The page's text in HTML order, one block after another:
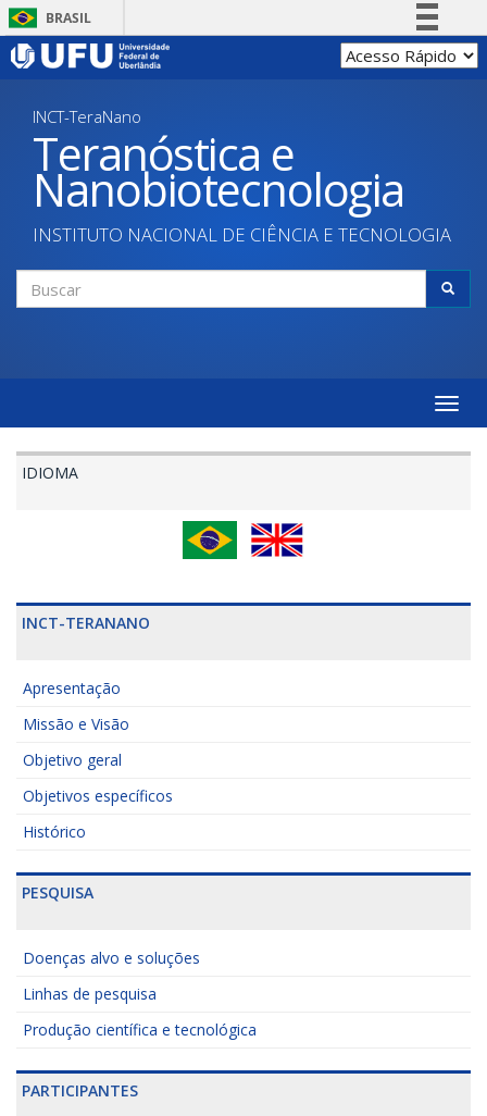
Pular
para
BRASIL
Simplifique!
Acesso à informação
Legislação
Canais
INCT-TeraNano
Teranóstica e
Nanobiotecnologia
INSTITUTO NACIONAL DE CIÊNCIA E TECNOLOGIA
Formulário
Toggle
IDIOMA
INCT-TERANANO
Apresentação
Missão e Visão
Objetivo geral
Objetivos específicos
Histórico
PESQUISA
Doenças alvo e soluções
Linhas de pesquisa
Produção científica e tecnológica
PARTICIPANTES